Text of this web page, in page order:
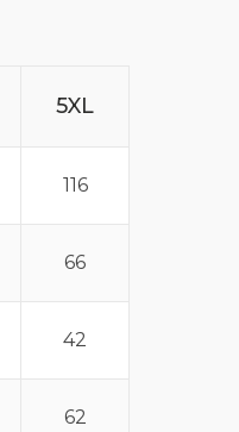
5XL
116
66
42
62